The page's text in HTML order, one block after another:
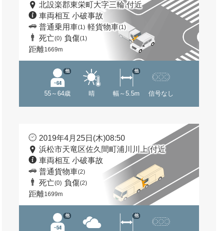
北設楽郡東栄町大字三輪 付近
車両相互 小破事故
普通乗用車(1) 軽貨物車(1)
死亡(0) 負傷(1)
距離1669m
55～64歳
他
晴 幅～5.5m
他
信号なし
2019年4月25日(木)08:50
浜松市天竜区佐久間町浦川川上 付近
車両相互 小破事故
普通貨物車(2)
死亡(0) 負傷(2)
距離1699m
他 他